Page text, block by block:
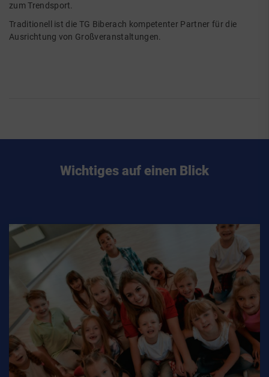
zum Trendsport.
Traditionell ist die TG Biberach kompetenter Partner für die
Ausrichtung von Großveranstaltungen.
Wichtiges auf einen Blick